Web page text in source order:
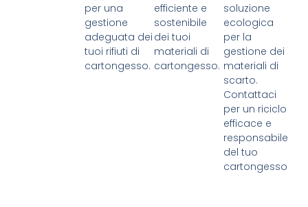
per una
gestione
adeguata dei
tuoi rifiuti di
cartongesso.
efficiente e
sostenibile
dei tuoi
materiali di
cartongesso.
soluzione
ecologica
per la
gestione dei
materiali di
scarto.
Contattaci
per un riciclo
efficace e
responsabile
del tuo
cartongesso